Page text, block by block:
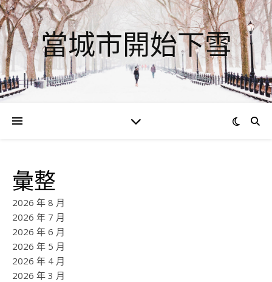
當城市開始下雪
彙整
2026 年 8 月
2026 年 7 月
2026 年 6 月
2026 年 5 月
2026 年 4 月
2026 年 3 月